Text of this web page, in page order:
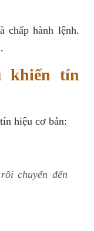
chấp hành lệnh.
khiển tín
hiệu cơ bản:
chuyển đến